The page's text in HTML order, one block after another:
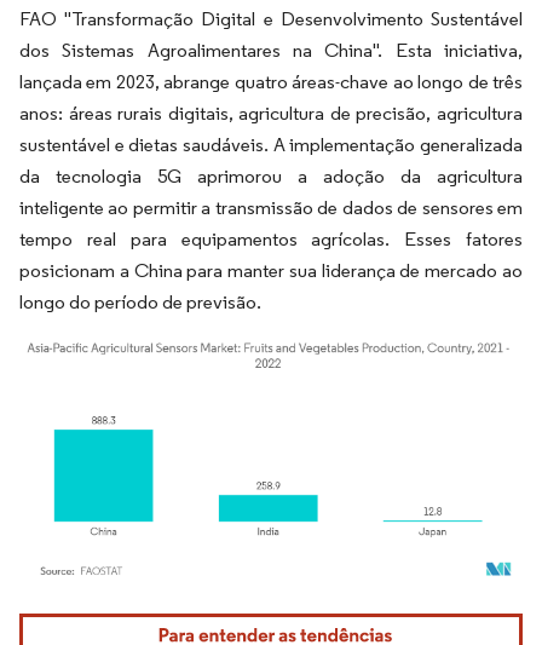
FAO "Transformação Digital e Desenvolvimento Sustentável
dos Sistemas Agroalimentares na China". Esta iniciativa,
lançada em 2023, abrange quatro áreas-chave ao longo de três
anos: áreas rurais digitais, agricultura de precisão, agricultura
sustentável e dietas saudáveis. A implementação generalizada
da tecnologia 5G aprimorou a adoção da agricultura
inteligente ao permitir a transmissão de dados de sensores em
tempo real para equipamentos agrícolas. Esses fatores
posicionam a China para manter sua liderança de mercado ao
longo do período de previsão.
Imagem © Mordor Intelligence. O reuso requer atribuição conforme CC BY 4.0.